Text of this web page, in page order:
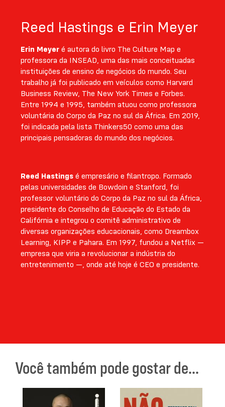
Reed Hastings e Erin Meyer
Erin Meyer é autora do livro The Culture Map e
professora da INSEAD, uma das mais conceituadas
instituições de ensino de negócios do mundo. Seu
trabalho já foi publicado em veículos como Harvard
Business Review, The New York Times e Forbes.
Entre 1994 e 1995, também atuou como professora
voluntária do Corpo da Paz no sul da África. Em 2019,
foi indicada pela lista Thinkers50 como uma das
principais pensadoras do mundo dos negócios.
Reed Hastings é empresário e filantropo. Formado
pelas universidades de Bowdoin e Stanford, foi
professor voluntário do Corpo da Paz no sul da África,
presidente do Conselho de Educação do Estado da
Califórnia e integrou o comitê administrativo de
diversas organizações educacionais, como Dreambox
Learning, KIPP e Pahara. Em 1997, fundou a Netflix —
empresa que viria a revolucionar a indústria do
entretenimento —, onde até hoje é CEO e presidente.
Você também pode gostar de...